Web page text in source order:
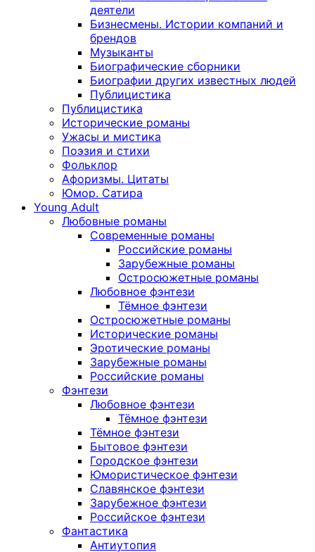
деятели
Бизнесмены. Истории компаний и
брендов
Музыканты
Биографические сборники
Биографии других известных людей
Публицистика
Публицистика
Исторические романы
Ужасы и мистика
Поэзия и стихи
Фольклор
Афоризмы. Цитаты
Юмор. Сатира
Young Adult
Любовные романы
Современные романы
Российские романы
Зарубежные романы
Остросюжетные романы
Любовное фэнтези
Тёмное фэнтези
Остросюжетные романы
Исторические романы
Эротические романы
Зарубежные романы
Российские романы
Фэнтези
Любовное фэнтези
Тёмное фэнтези
Тёмное фэнтези
Бытовое фэнтези
Городское фэнтези
Юмористическое фэнтези
Славянское фэнтези
Зарубежное фэнтези
Российское фэнтези
Фантастика
Антиутопия